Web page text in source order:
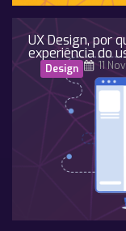
UX Design, por
experiência do
Design 11